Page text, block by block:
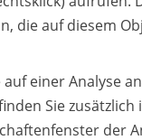
die auf diesem
einer Analyse
Sie zusätzlich
der